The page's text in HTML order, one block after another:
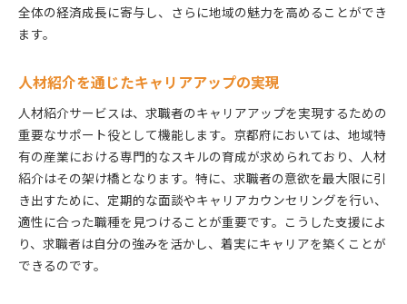
意欲を最大限に活かす職場選びのポイント
求職者の夢を叶えるためのサポート活用法
就職後のフォローアップ体制の重要性
全体の経済成長に寄与し、さらに地域の魅力を高めることができ
ます。
人材紹介を通じたキャリアアップの実現
人材紹介サービスは、求職者のキャリアアップを実現するための
重要なサポート役として機能します。京都府においては、地域特
有の産業における専門的なスキルの育成が求められており、人材
紹介はその架け橋となります。特に、求職者の意欲を最大限に引
き出すために、定期的な面談やキャリアカウンセリングを行い、
適性に合った職種を見つけることが重要です。こうした支援によ
り、求職者は自分の強みを活かし、着実にキャリアを築くことが
できるのです。